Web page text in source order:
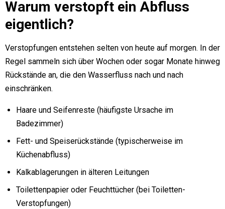
Warum verstopft ein Abfluss
eigentlich?
Verstopfungen entstehen selten von heute auf morgen. In der
Regel sammeln sich über Wochen oder sogar Monate hinweg
Rückstände an, die den Wasserfluss nach und nach
einschränken.
Haare und Seifenreste (häufigste Ursache im
Badezimmer)
Fett- und Speiserückstände (typischerweise im
Küchenabfluss)
Kalkablagerungen in älteren Leitungen
Toilettenpapier oder Feuchttücher (bei Toiletten-
Verstopfungen)